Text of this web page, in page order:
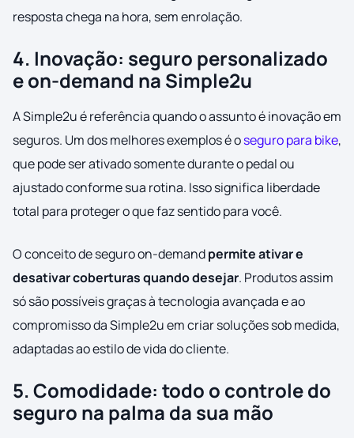
resposta chega na hora, sem enrolação.
4. Inovação: seguro personalizado
e on-demand na Simple2u
A Simple2u é referência quando o assunto é inovação em
seguros. Um dos melhores exemplos é oseguro para bike,
que pode ser ativado somente durante o pedal ou
ajustado conforme sua rotina. Isso significa liberdade
total para proteger o que faz sentido para você.
O conceito de seguro on-demandpermite ativar e
desativar coberturas quando desejar. Produtos assim
só são possíveis graças à tecnologia avançada e ao
compromisso da Simple2u em criar soluções sob medida,
adaptadas ao estilo de vida do cliente.
5. Comodidade: todo o controle do
seguro na palma da sua mão